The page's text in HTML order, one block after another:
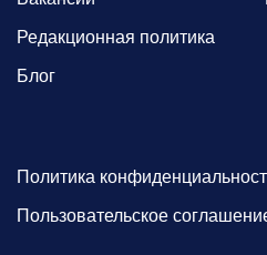
Редакционная политика
Блог
Политика
Пользовательское